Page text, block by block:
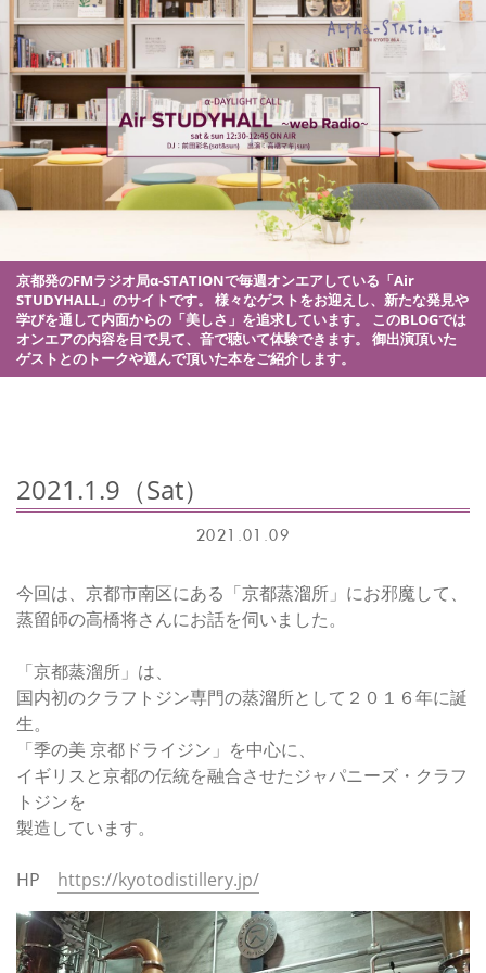
京都発のFMラジオ局α-STATIONで毎週オンエアしている「Air
STUDYHALL」のサイトです。
様々なゲストをお迎えし、新たな発見や
学びを通して内面からの「美しさ」を追求しています。
このBLOGでは
オンエアの内容を目で見て、音で聴いて体験できます。
御出演頂いた
ゲストとのトークや選んで頂いた本をご紹介します。
2021.1.9（Sat）
2021.01.09
今回は、京都市南区にある「京都蒸溜所」にお邪魔して、
蒸留師の高橋将さんにお話を伺いました。
「京都蒸溜所」は、
国内初のクラフトジン専門の蒸溜所として２０１６年に誕
生。
「季の美 京都ドライジン」を中心に、
イギリスと京都の伝統を融合させたジャパニーズ・クラフ
トジンを
製造しています。
HP https://kyotodistillery.jp/